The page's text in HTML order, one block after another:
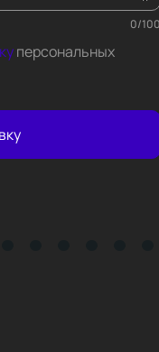
0/100
персональных